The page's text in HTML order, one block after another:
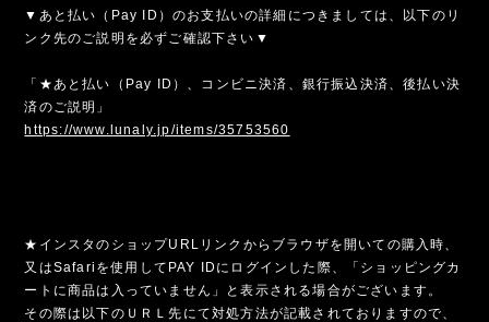
▼あと払い（Pay ID）のお支払いの詳細につきましては、以下のリ
ンク先のご説明を必ずご確認下さい▼
「★あと払い（Pay ID）、コンビニ決済、銀行振込決済、後払い決
済のご説明」
https://www.lunaly.jp/items/35753560
★インスタのショップURLリンクからブラウザを開いての購入時、
又はSafariを使用してPAY IDにログインした際、「ショッピングカ
ートに商品は入っていません」と表示される場合がございます。
その際は以下のＵＲＬ先にて対処方法が記載されておりますので、